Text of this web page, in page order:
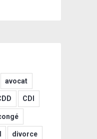
avocat
CDI
divorce